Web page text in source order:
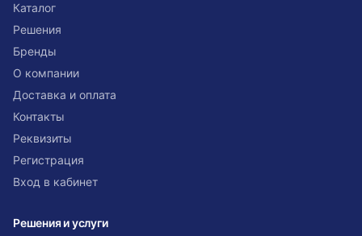
Каталог
Решения
Бренды
О компании
Доставка и оплата
Контакты
Реквизиты
Регистрация
Вход в кабинет
Решения и услуги